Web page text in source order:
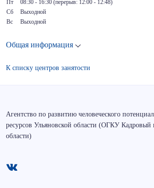
Пт
08:30 - 16:30 (перерыв: 12:00 - 12:48)
Сб
Выходной
Вс
Выходной
Общая информация
К списку центров занятости
Агентство по развитию человеческого
ресурсов Ульяновской области (ОГКУ Кадровый
области)